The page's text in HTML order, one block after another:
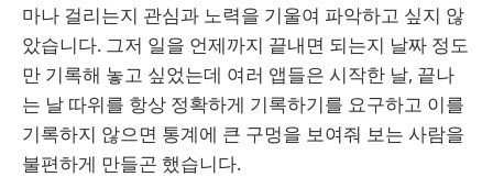
마나 걸리는지 관심과 노력을 기울여 파악하고 싶지 않
았습니다. 그저 일을 언제까지 끝내면 되는지 날짜 정도
만 기록해 놓고 싶었는데 여러 앱들은 시작한 날, 끝나
는 날 따위를 항상 정확하게 기록하기를 요구하고 이를
기록하지 않으면 통계에 큰 구멍을 보여줘 보는 사람을
불편하게 만들곤 했습니다.